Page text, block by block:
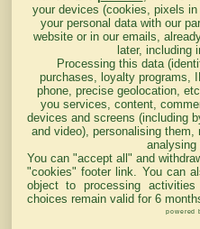
Haut
your devices (cookies, pixels
your personal data with our
website or in our emails,
later, including
Processing this data
purchases, loyalty programs,
phone, precise geolocation,
you services, content,
devices and screens (including
and video), personalising them,
analysing
You can "accept all" and
"cookies" footer link . You can
object to processing
choices remain valid for 6
powered